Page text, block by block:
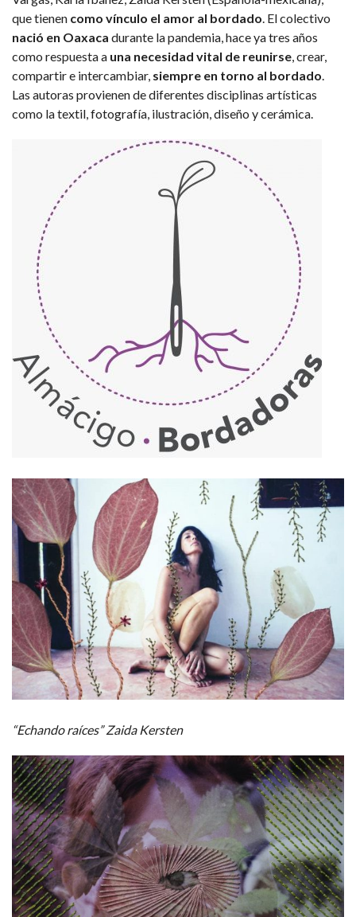
que tienen como vínculo el amor al bordado . El colectivo
nació en Oaxaca durante la pandemia, hace ya tres años
como respuesta a una necesidad vital de reunirse , crear,
compartir e intercambiar, siempre en torno al bordado
Las autoras provienen de diferentes disciplinas artísticas
como la textil, fotografía, ilustración, diseño y cerámica.
“Echando raíces” Zaida Kersten